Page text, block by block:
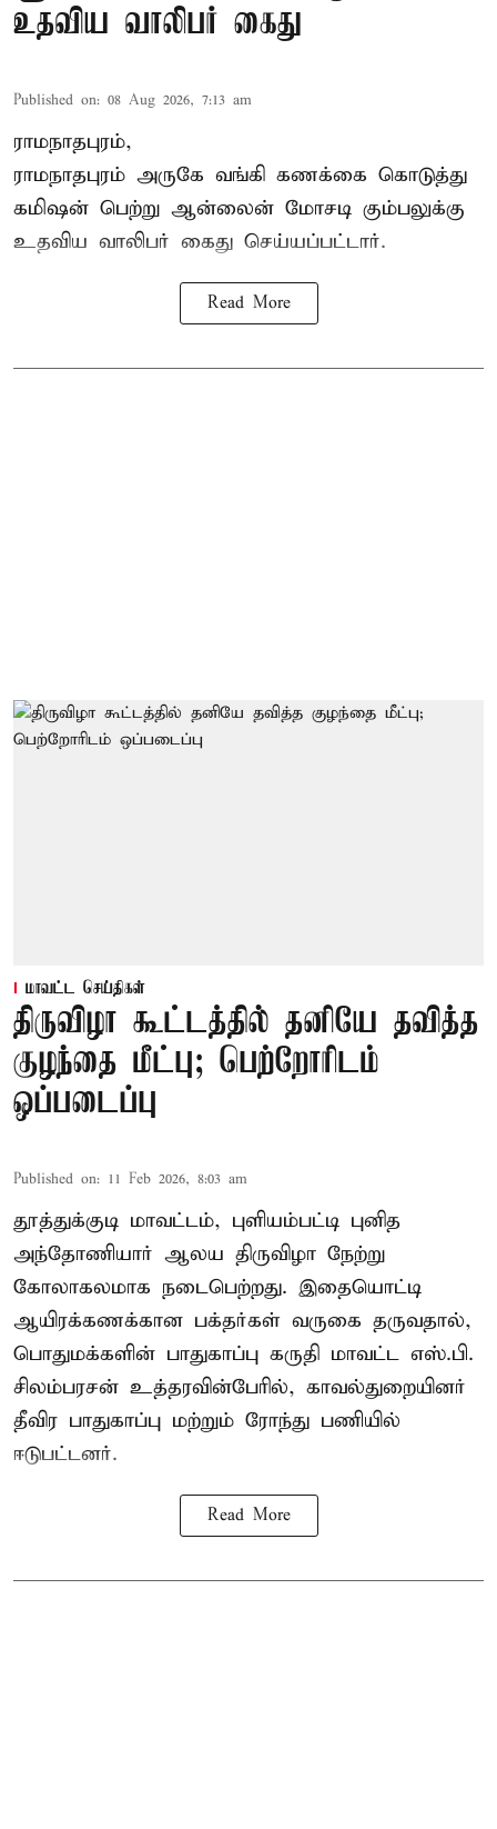
உதவிய வாலிபர் கைது
Published on: 08 Aug 2026, 7:13 am
ராமநாதபுரம்,
ராமநாதபுரம் அருகே வங்கி கணக்கை கொடுத்து
கமிஷன் பெற்று ஆன்லைன் மோசடி கும்பலுக்கு
உதவிய வாலிபர் கைது செய்யப்பட்டார்.
Read More
மாவட்ட செய்திகள்
திருவிழா கூட்டத்தில் தனியே தவித்த
குழந்தை மீட்பு; பெற்றோரிடம்
ஒப்படைப்பு
Published on: 11 Feb 2026, 8:03 am
தூத்துக்குடி மாவட்டம், புளியம்பட்டி புனித
அந்தோணியார் ஆலய திருவிழா நேற்று
கோலாகலமாக நடைபெற்றது. இதையொட்டி
ஆயிரக்கணக்கான பக்தர்கள் வருகை தருவதால்,
பொதுமக்களின் பாதுகாப்பு கருதி மாவட்ட எஸ்.பி.
சிலம்பரசன் உத்தரவின்பேரில், காவல்துறையினர்
தீவிர பாதுகாப்பு மற்றும் ரோந்து பணியில்
ஈடுபட்டனர்.
Read More